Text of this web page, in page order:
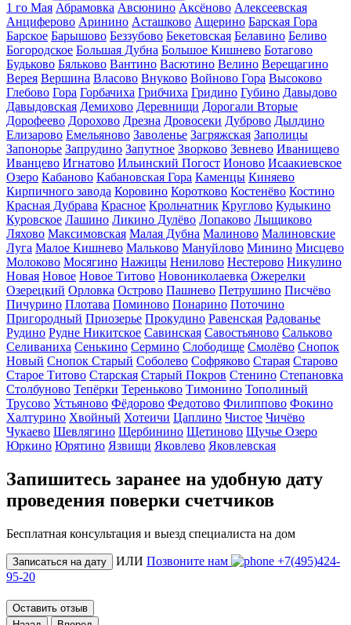
1 го Мая Абрамовка Авсюнино Аксёново Алексеевская
Анциферово Аринино Асташково Ащерино Барская Гора
Барское Барышово Беззубово Бекетовская Белавино Беливо
Богородское Большая Дубна Большое Кишнево Ботагово
Будьково Бяльково Вантино Васютино Велино Верещагино
Верея Вершина Власово Внуково Войново Гора Высоково
Глебово Гора Горбачиха Грибчиха Гридино Губино Давыдово
Давыдовская Демихово Деревнищи Дорогали Вторые
Дорофеево Дорохово Дрезна Дровосеки Дуброво Дылдино
Елизарово Емельяново Заволенье Загряжская Заполицы
Запонорье Запрудино Запутное Зворково Зевнево Иванищево
Иванцево Игнатово Ильинский Погост Ионово Исаакиевское
Озеро Кабаново Кабановская Гора Каменцы Киняево
Кирпичного завода Коровино Коротково Костенёво Костино
Красная Дубрава Красное Крольчатник Круглово Кудыкино
Куровское Лашино Ликино Дулёво Лопаково Лыщиково
Ляхово Максимовская Малая Дубна Малиново Малиновские
Луга Малое Кишнево Мальково Мануйлово Минино Мисцево
Молоково Мосягино Нажицы Ненилово Нестерово Никулино
Новая Новое Новое Титово Новониколаевка Ожерелки
Озерецкий Орловка Острово Пашнево Петрушино Писчёво
Пичурино Плотава Поминово Понарино Поточино
Пригородный Приозерье Прокудино Равенская Радованье
Рудино Рудне Никитское Савинская Савостьяново Сальково
Селиваниха Сенькино Сермино Слободище Смолёво Снопок
Новый Снопок Старый Соболево Софряково Старая Старово
Старое Титово Старская Старый Покров Стенино Степановка
Столбуново Тепёрки Тереньково Тимонино Тополиный
Трусово Устьяново Фёдорово Федотово Филиппово Фокино
Халтурино Хвойный Хотеичи Цаплино Чистое Чичёво
Чукаево Шевлягино Щербинино Щетиново Щучье Озеро
Юркино Юрятино Язвищи Яковлево Яковлевская
Запишитесь заранее на удобную дату
проведения поверки счетчиков
Бесплатная консультация и выезд специалиста на дом
Записаться на дату ИЛИ Позвоните нам
+7(495)424-
95-20
Оставить отзыв